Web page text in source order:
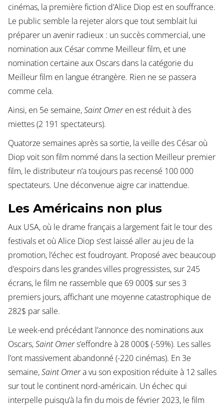
cinémas, la première fiction d’Alice Diop est en souffrance.
Le public semble la rejeter alors que tout semblait lui
préparer un avenir radieux : un succès commercial, une
nomination aux César comme Meilleur film, et une
nomination certaine aux Oscars dans la catégorie du
Meilleur film en langue étrangère. Rien ne se passera
comme cela.
Ainsi, en 5e semaine,Saint Omeren est réduit à des
miettes (2 191 spectateurs).
Quatorze semaines après sa sortie, la veille des César où
Diop voit son film nommé dans la section Meilleur premier
film, le distributeur n’a toujours pas recensé 100 000
spectateurs. Une déconvenue aigre car inattendue.
Les Américains non plus
Aux USA, où le drame français a largement fait le tour des
festivals et où Alice Diop s’est laissé aller au jeu de la
promotion, l’échec est foudroyant. Proposé avec beaucoup
d’espoirs dans les grandes villes progressistes, sur 245
écrans, le film ne rassemble que 69 000$ sur ses 3
premiers jours, affichant une moyenne catastrophique de
282$ par salle.
Le week-end précédant l’annonce des nominations aux
Oscars,Saint Omers’effondre à 28 000$ (-59%). Les salles
l’ont massivement abandonné (-220 cinémas). En 3e
semaine,Saint Omera vu son exposition réduite à 12 salles
sur tout le continent nord-américain. Un échec qui
interpelle puisqu’à la fin du mois de février 2023, le film